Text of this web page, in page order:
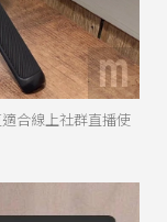
合線上社群直播使